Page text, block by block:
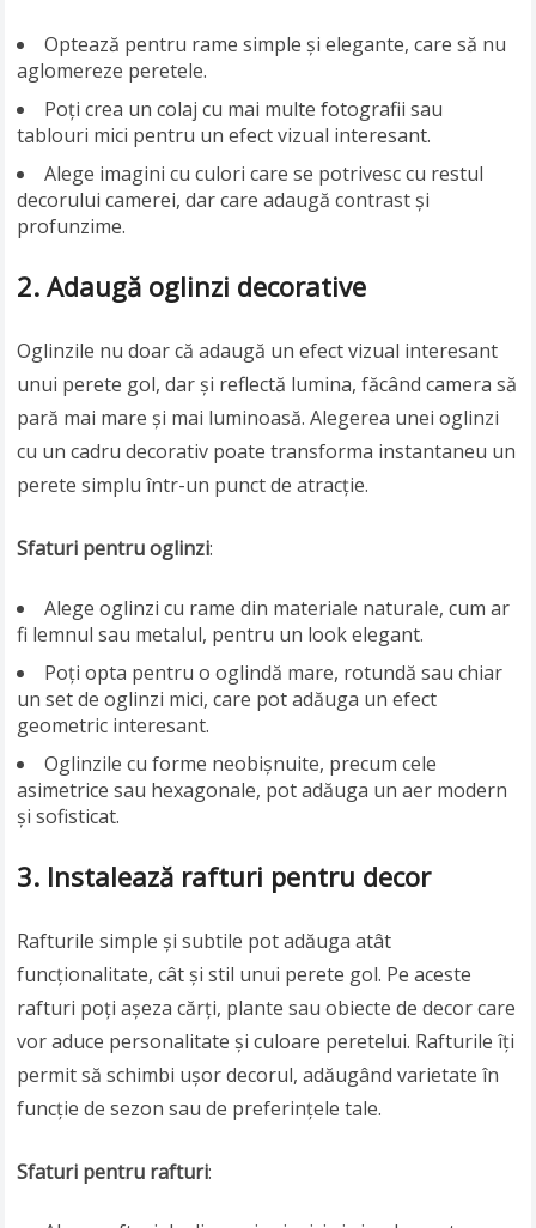
Optează pentru rame simple și elegante, care să nu
aglomereze peretele.
Poți crea un colaj cu mai multe fotografii sau
tablouri mici pentru un efect vizual interesant.
Alege imagini cu culori care se potrivesc cu restul
decorului camerei, dar care adaugă contrast și
profunzime.
2. Adaugă oglinzi decorative
Oglinzile nu doar că adaugă un efect vizual interesant
unui perete gol, dar și reflectă lumina, făcând camera să
pară mai mare și mai luminoasă. Alegerea unei oglinzi
cu un cadru decorativ poate transforma instantaneu un
perete simplu într-un punct de atracție.
Sfaturi pentru oglinzi:
Alege oglinzi cu rame din materiale naturale, cum ar
fi lemnul sau metalul, pentru un look elegant.
Poți opta pentru o oglindă mare, rotundă sau chiar
un set de oglinzi mici, care pot adăuga un efect
geometric interesant.
Oglinzile cu forme neobișnuite, precum cele
asimetrice sau hexagonale, pot adăuga un aer modern
și sofisticat.
3. Instalează rafturi pentru decor
Rafturile simple și subtile pot adăuga atât
funcționalitate, cât și stil unui perete gol. Pe aceste
rafturi poți așeza cărți, plante sau obiecte de decor care
vor aduce personalitate și culoare peretelui. Rafturile îți
permit să schimbi ușor decorul, adăugând varietate în
funcție de sezon sau de preferințele tale.
Sfaturi pentru rafturi: